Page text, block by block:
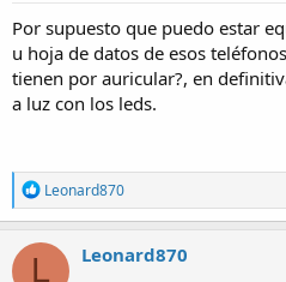
Por supuesto que puedo estar
u hoja de datos de esos
tienen por auricular?, en
a luz con los leds.
R
e
a
c
Leonard870
L Leonard870